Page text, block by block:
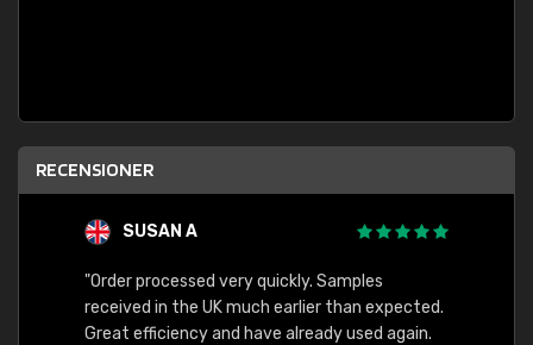
RECENSIONER
SUSAN A
"Order processed very quickly. Samples
received in the UK much earlier than expected.
Great efficiency and have already used again.